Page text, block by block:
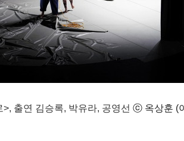
출연 김승록, 박유라, 공영선 ⓒ 옥상훈 (